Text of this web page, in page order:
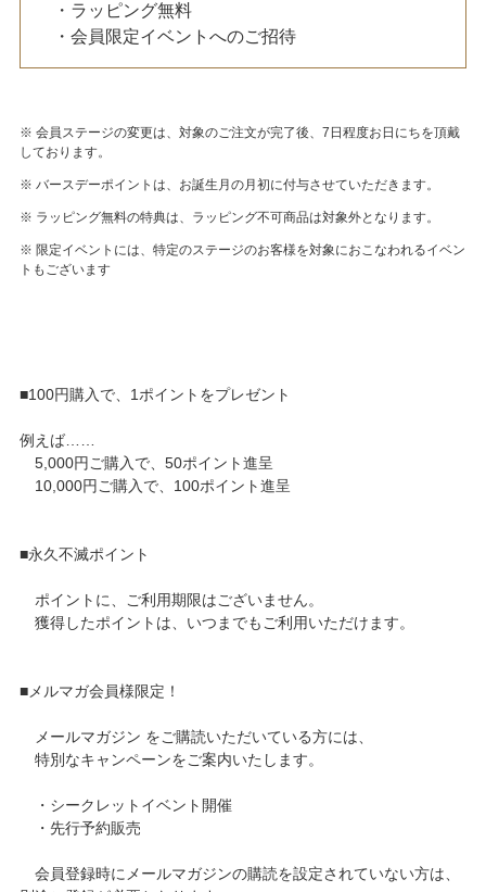
・ラッピング無料
・会員限定イベントへのご招待
※ 会員ステージの変更は、対象のご注文が完了後、7日程度お日にちを頂戴
しております。
※ バースデーポイントは、お誕生月の月初に付与させていただきます。
※ ラッピング無料の特典は、ラッピング不可商品は対象外となります。
※ 限定イベントには、特定のステージのお客様を対象におこなわれるイベン
トもございます
■100円購入で、1ポイントをプレゼント
例えば……
5,000円ご購入で、50ポイント進呈
10,000円ご購入で、100ポイント進呈
■永久不滅ポイント
ポイントに、ご利用期限はございません。
獲得したポイントは、いつまでもご利用いただけます。
■メルマガ会員様限定！
メールマガジン をご購読いただいている方には、
特別なキャンペーンをご案内いたします。
・シークレットイベント開催
・先行予約販売
会員登録時にメールマガジンの購読を設定されていない方は、